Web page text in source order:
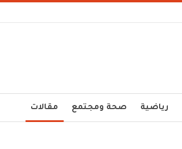
رياضية صحة ومجتمع مقالات